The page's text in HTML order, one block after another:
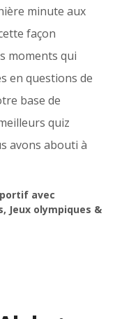
minute aux
façon
moments qui
en questions de
base de
quiz
avons abouti à
avec
Jeux olympiques &